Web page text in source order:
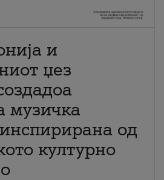
и
џез
музичка
од
културно